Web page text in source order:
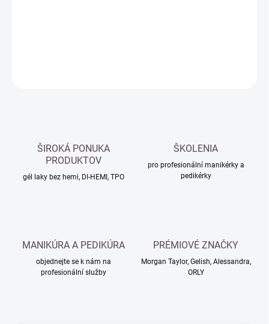
ŠIROKÁ PONUKA
PRODUKTOV
gél laky bez hemi, DI-HEMI, TPO
ŠKOLENIA
pro profesionální manikérky a
pedikérky
MANIKÚRA A PEDIKÚRA
objednejte se k nám na
profesionální služby
PRÉMIOVÉ ZNAČKY
Morgan Taylor, Gelish, Alessandra,
ORLY